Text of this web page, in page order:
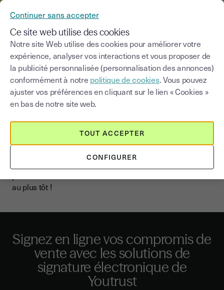
La signature électronique du
compromis de vente
C’est un moment clé pour les agents immobiliers et leurs
mandataires puisque la vente commence réellement à
se concrétiser à ce moment-là. Ensuite, c’est la course
contre la montre jusqu’à l’acte officiel chez le notaire…
au plus tôt !
Signez en ligne vos compromis de
vente avec les solutions de
signature électronique de
Youtrust
Continuer sans accepter
Ce site web utilise des cookies
Notre site Web utilise des cookies pour améliorer votre
expérience, analyser vos interactions et vous proposer de
la publicité personnalisée (personnalisation des annonces)
conformément à notre politique de cookies. Vous pouvez
ajuster vos préférences en cliquant sur le lien « Cookies »
en bas de notre site web.
CONFIGURER
TOUT ACCEPTER